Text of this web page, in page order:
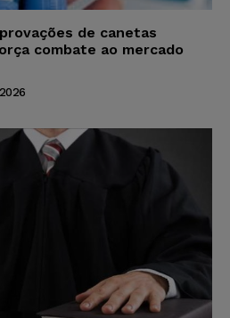
de canetas
combate ao mercado